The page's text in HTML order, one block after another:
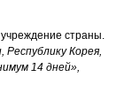
страны.
Корея,
14 дней»,